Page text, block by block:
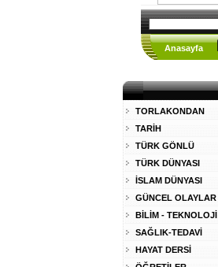
Anasayfa
TORLAKONDAN
TARİH
TÜRK GÖNLÜ
TÜRK DÜNYASI
İSLAM DÜNYASI
GÜNCEL OLAYLAR
BİLİM - TEKNOLOJİ
SAĞLIK-TEDAVİ
HAYAT DERSİ